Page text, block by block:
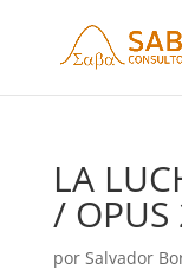
LA
/ OPUS
por Salvador